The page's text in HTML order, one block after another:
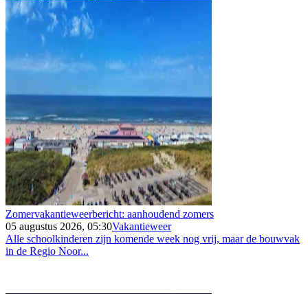
Zomervakantieweerbericht: aanhoudend zomers
05 augustus 2026, 05:30Vakantieweer
Alle schoolkinderen zijn komende week nog vrij, maar de bouwvak
in de Regio Noor...